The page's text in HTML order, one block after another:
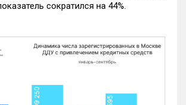
сократился на 44%.